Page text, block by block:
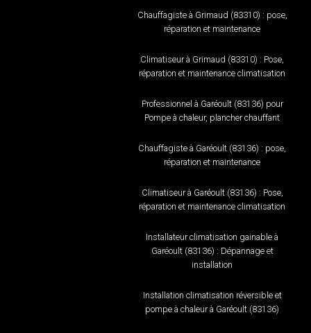
Chauffagiste à Grimaud (83310) : pose,
réparation et maintenance
Climatiseur à Grimaud (83310) : Pose,
réparation et maintenance climatisation
Professionnel à Garéoult (83136) pour
Pompe à chaleur, plancher chauffant
Chauffagiste à Garéoult (83136) : pose,
réparation et maintenance
Climatiseur à Garéoult (83136) : Pose,
réparation et maintenance climatisation
Installateur climatisation gainable à
Garéoult (83136) : Dépannage et
installation
Installation climatisation réversible et
pompe à chaleur à Garéoult (83136)